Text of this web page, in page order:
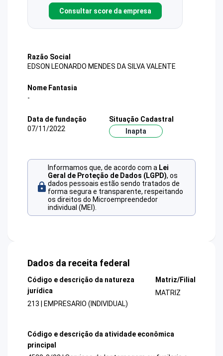
Consultar score da empresa
Razão Social
EDSON LEONARDO MENDES DA SILVA VALENTE
Nome Fantasia
-
Data de fundação
07/11/2022
Situação Cadastral
Inapta
Informamos que, de acordo com a Lei
Geral de Proteção de Dados (LGPD), os
dados pessoais estão sendo tratados de
forma segura e transparente, respeitando
os direitos do Microempreendedor
individual (MEI).
Dados da receita federal
Código e descrição da natureza
jurídica
213 | EMPRESARIO (INDIVIDUAL)
Matriz/Filial
MATRIZ
Código e descrição da atividade econômica
principal